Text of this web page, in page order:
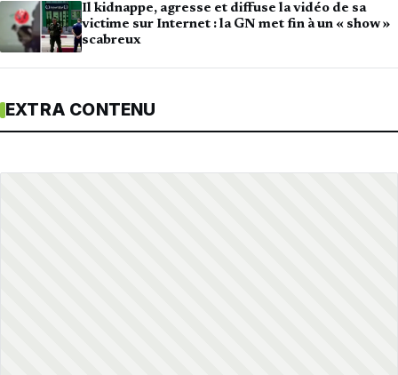
Il kidnappe, agresse et diffuse la vidéo de sa
victime sur Internet : la GN met fin à un « show »
scabreux
EXTRA CONTENU